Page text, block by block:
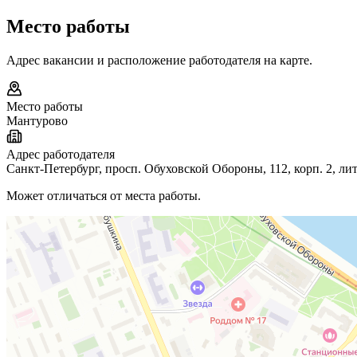
Место работы
Адрес вакансии и расположение работодателя на карте.
Место работы
Мантурово
Адрес работодателя
Санкт-Петербург, просп. Обуховской Обороны, 112, корп. 2,
Может отличаться от места работы.